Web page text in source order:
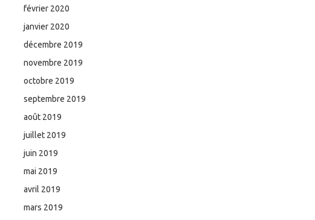
février 2020
janvier 2020
décembre 2019
novembre 2019
octobre 2019
septembre 2019
août 2019
juillet 2019
juin 2019
mai 2019
avril 2019
mars 2019